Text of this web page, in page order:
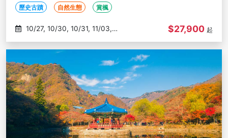
銀杏大道-高雄出發
歷史古蹟 自然生態 賞楓
11/07
$27,900 起